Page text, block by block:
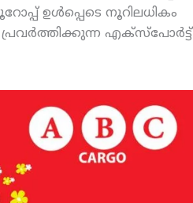
ഉള്‍പ്പെടെ നൂറിലധികം
പ്രവര്‍ത്തിക്കുന്ന എക്‌സ്‌പോര്‍ട്ട്